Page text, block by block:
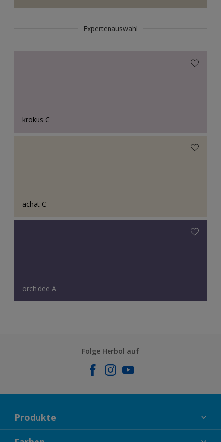
Expertenauswahl
krokus C
achat C
orchidee A
Folge Herbol auf
Produkte
FASSADENFARBEN